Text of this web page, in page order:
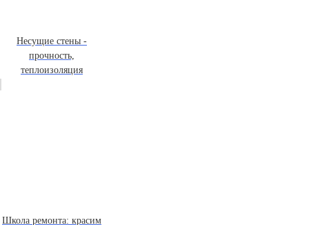
Несущие стены -
прочность,
теплоизоляция
Школа ремонта: красим